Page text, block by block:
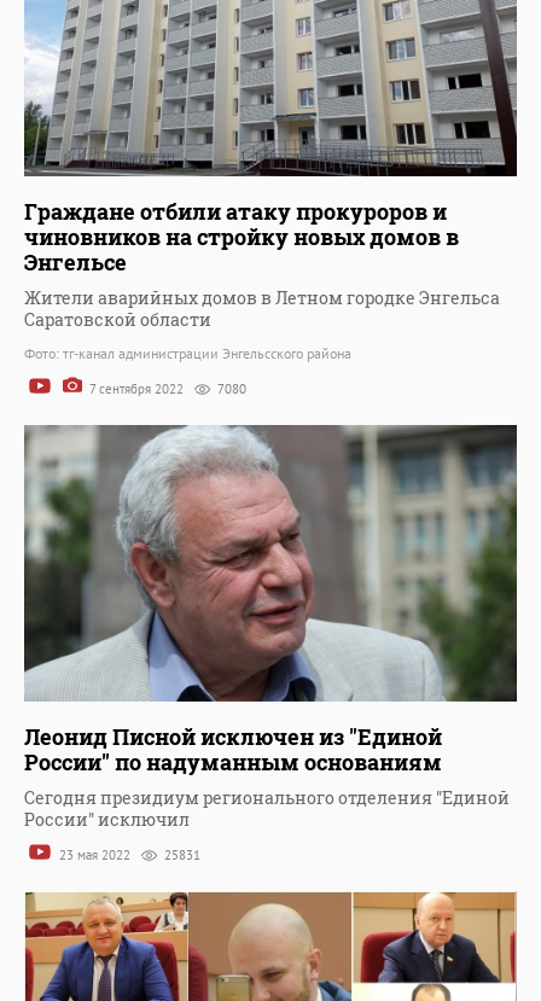
Граждане отбили атаку прокуроров и
чиновников на стройку новых домов в
Энгельсе
Жители аварийных домов в Летном городке Энгельса
Саратовской области
Фото: тг-канал администрации Энгельсского района
7 сентября 2022 7080
Леонид Писной исключен из "Единой
России" по надуманным основаниям
Сегодня президиум регионального отделения "Единой
России" исключил
23 мая 2022 25831